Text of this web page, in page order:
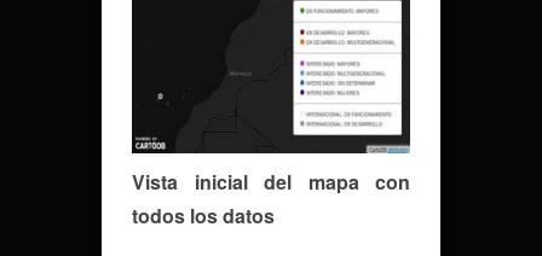
Vista inicial del mapa con
todos los datos